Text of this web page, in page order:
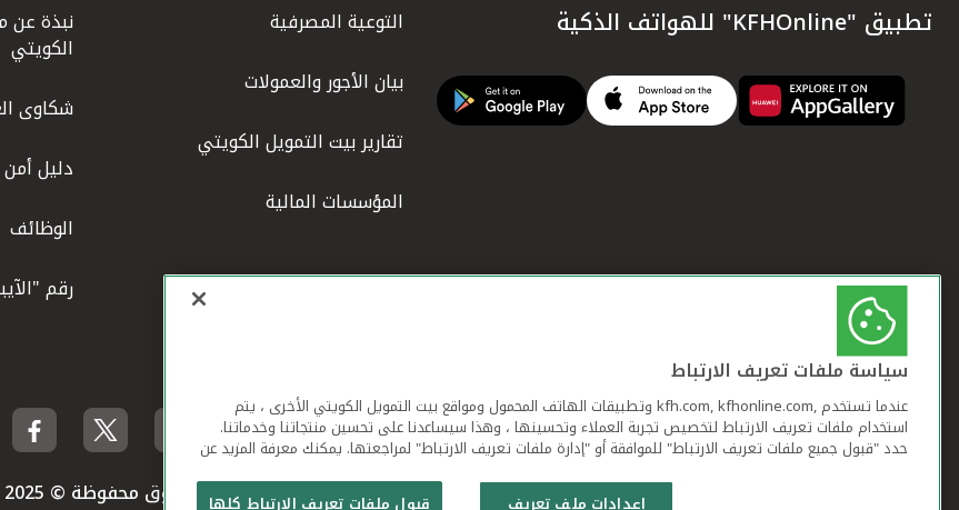
تطبيق "KFHOnline" للهواتف الذكية
التوعية المصرفية
بيان الأجور والعمولات
تقارير بيت التمويل الكويتي
المؤسسات المالية
نبذة عن
الكويتي
شكاوى
دليل
الوظائف
رقم
بيت التمويل الكويتي جميع الحقوق محفوظة © 2025
سياسة ملفات تعريف الارتباط
عندما تستخدم ,kfh.com, kfhonline.com وتطبيقات الهاتف المحمول ومواقع بيت التمويل الكويتي الأخرى ، يتم
استخدام ملفات تعريف الارتباط لتخصيص تجربة العملاء وتحسينها ، وهذا سيساعدنا على تحسين منتجاتنا وخدماتنا.
حدد "قبول جميع ملفات تعريف الارتباط" للموافقة أو "إدارة ملفات تعريف الارتباط" لمراجعتها. يمكنك معرفة المزيد عن
قبول ملفات تعريف الارتباط كلها
إعدادات ملف تعريف